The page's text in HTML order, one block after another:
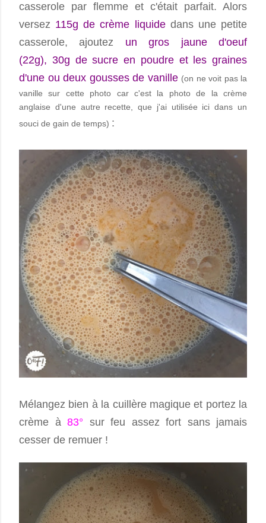
casserole par flemme et c'était parfait. Alors
versez 115g de crème liquide dans une petite
casserole, ajoutez un gros jaune d'oeuf
(22g), 30g de sucre en poudre et les graines
d'une ou deux gousses de vanille (on ne voit pas la
vanille sur cette photo car c'est la photo de la crème
anglaise d'une autre recette, que j'ai utilisée ici dans un
souci de gain de temps) :
Mélangez bien à la cuillère magique et portez la
crème à 83° sur feu assez fort sans jamais
cesser de remuer !